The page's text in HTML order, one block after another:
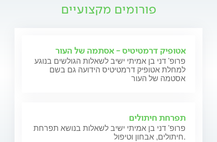
פורומים מקצועיים
אטופיק דרמטיטיס - אסתמה של העור
פרופ' דני בן אמיתי ישיב לשאלות הגולשים בנוגע
למחלת אטופיק דרמטיטיס הידועה גם בשם
אסטמה של העור
תפרחת חיתולים
פרופ' דני בן אמיתי ישיב לשאלות בנושא תפרחת
חיתולים, אבחון וטיפול.